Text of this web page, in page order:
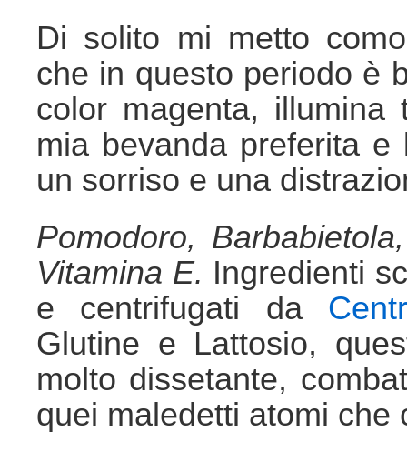
Di solito mi metto
che in questo periodo è
color magenta,
mia bevanda preferita
un sorriso e una
Pomodoro,
Vitamina E. Ingredienti
e centrifugati da
Glutine e Lattosio,
molto dissetante,
quei maledetti atomi che